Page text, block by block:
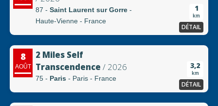
87 - Saint Laurent sur Gorre -
Haute-Vienne - France
1
km
DÉTAIL
8
AOÛT
2 Miles Self
Transcendence / 2026
75 - Paris - Paris - France
3,2
km
DÉTAIL